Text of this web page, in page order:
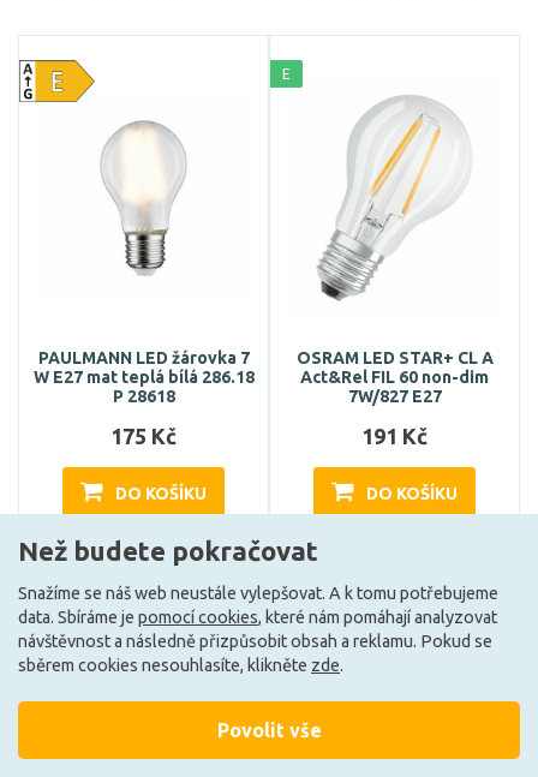
PAULMANN LED žárovka 7
W E27 mat teplá bílá 286.18
P 28618
175 Kč
DO KOŠÍKU
Skladem e-shop (1 ks)
E
OSRAM LED STAR+ CL A
Act&Rel FIL 60 non-dim
7W/827 E27
191 Kč
DO KOŠÍKU
Může být u Vás 19. 8.
Než budete pokračovat
Snažíme se náš web neustále vylepšovat. A k tomu potřebujeme
data. Sbíráme je pomocí cookies, které nám pomáhají analyzovat
návštěvnost a následně přizpůsobit obsah a reklamu. Pokud se
sběrem cookies nesouhlasíte, klikněte zde.
Povolit vše